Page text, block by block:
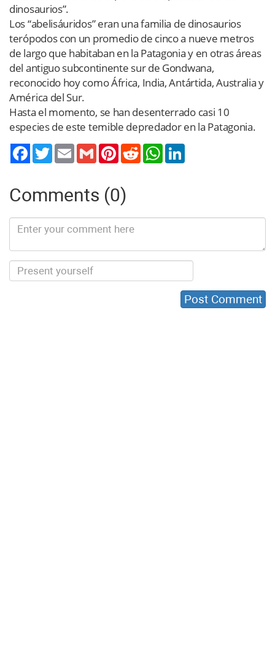
dinosaurios”.
Los “abelisáuridos” eran una familia de dinosaurios
terópodos con un promedio de cinco a nueve metros
de largo que habitaban en la Patagonia y en otras áreas
del antiguo subcontinente sur de Gondwana,
reconocido hoy como África, India, Antártida, Australia y
América del Sur.
Hasta el momento, se han desenterrado casi 10
especies de este temible depredador en la Patagonia.
TwitterEmail Gmail PinterestReddit WhatsApp
Comments (0)